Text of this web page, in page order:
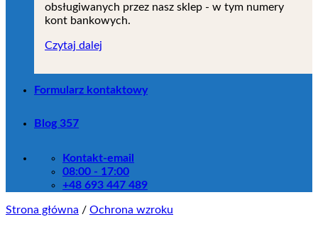
obsługiwanych przez nasz sklep - w tym numery
kont bankowych.
Czytaj dalej
Formularz kontaktowy
Blog 357
Kontakt-email
08:00 - 17:00
+48 693 447 489
Strona główna / Ochrona wzroku